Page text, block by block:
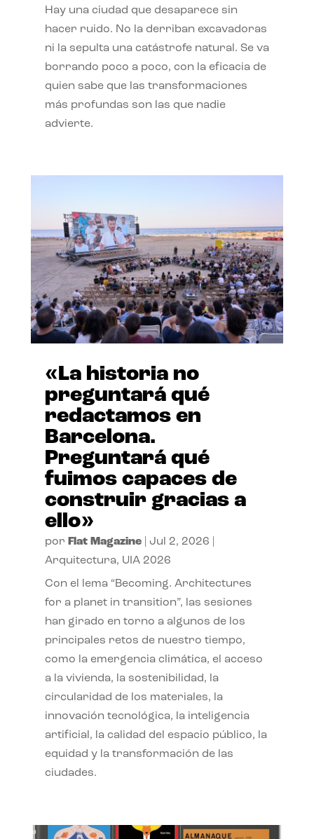
Hay una ciudad que desaparece sin
hacer ruido. No la derriban excavadoras
ni la sepulta una catástrofe natural. Se va
borrando poco a poco, con la eficacia de
quien sabe que las transformaciones
más profundas son las que nadie
advierte.
«La historia no
preguntará qué
redactamos en
Barcelona.
Preguntará qué
fuimos capaces de
construir gracias a
ello»
por Flat Magazine| Jul 2, 2026
Arquitectura, UIA 2026
Con el lema “Becoming. Architectures
for a planet in transition”, las sesiones
han girado en torno a algunos de los
principales retos de nuestro tiempo,
como la emergencia climática, el acceso
a la vivienda, la sostenibilidad, la
circularidad de los materiales, la
innovación tecnológica, la inteligencia
artificial, la calidad del espacio público, la
equidad y la transformación de las
ciudades.